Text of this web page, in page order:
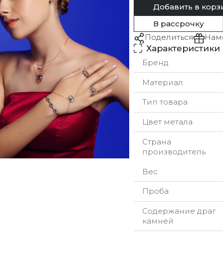
Добавить в
В рассрочку
Поделиться
Характеристики
Бренд
Материал
Тип товара
Цвет метала
Страна
производитель
Вес
Проба
Содержание драг
камней